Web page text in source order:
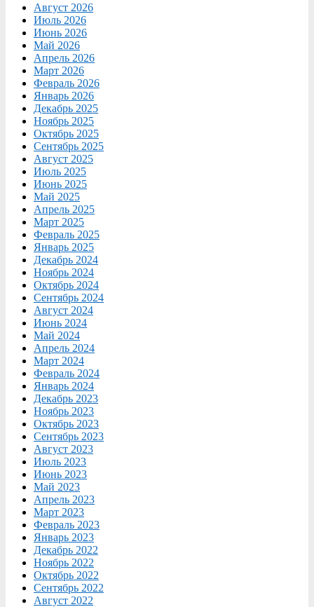
Август 2026
Июль 2026
Июнь 2026
Май 2026
Апрель 2026
Март 2026
Февраль 2026
Январь 2026
Декабрь 2025
Ноябрь 2025
Октябрь 2025
Сентябрь 2025
Август 2025
Июль 2025
Июнь 2025
Май 2025
Апрель 2025
Март 2025
Февраль 2025
Январь 2025
Декабрь 2024
Ноябрь 2024
Октябрь 2024
Сентябрь 2024
Август 2024
Июнь 2024
Май 2024
Апрель 2024
Март 2024
Февраль 2024
Январь 2024
Декабрь 2023
Ноябрь 2023
Октябрь 2023
Сентябрь 2023
Август 2023
Июль 2023
Июнь 2023
Май 2023
Апрель 2023
Март 2023
Февраль 2023
Январь 2023
Декабрь 2022
Ноябрь 2022
Октябрь 2022
Сентябрь 2022
Август 2022